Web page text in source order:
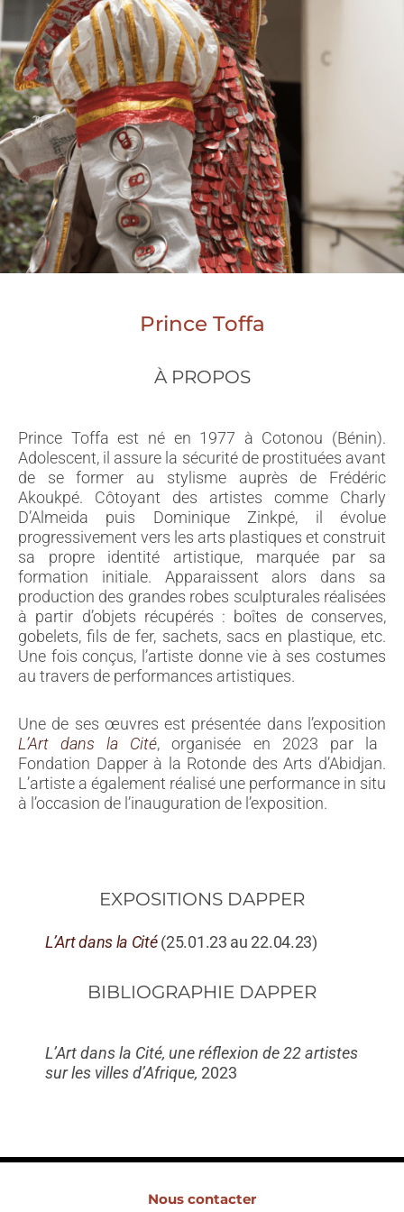
Prince Toffa
À PROPOS
Prince Toffa est né en 1977 à Cotonou (Bénin).
Adolescent, il assure la sécurité de prostituées avant
de se former au stylisme auprès de Frédéric
Akoukpé. Côtoyant des artistes comme Charly
D’Almeida puis Dominique Zinkpé, il évolue
progressivement vers les arts plastiques et construit
sa propre identité artistique, marquée par sa
formation initiale. Apparaissent alors dans sa
production des grandes robes sculpturales réalisées
à partir d’objets récupérés : boîtes de conserves,
gobelets, fils de fer, sachets, sacs en plastique, etc.
Une fois conçus, l’artiste donne vie à ses costumes
au travers de performances artistiques.
Une de ses œuvres est présentée dans l’exposition
L’Art dans la Cité, organisée en 2023 par la
Fondation Dapper à la Rotonde des Arts d’Abidjan.
L’artiste a également réalisé une performance in situ
à l’occasion de l’inauguration de l’exposition.
EXPOSITIONS DAPPER
L’Art dans la Cité(25.01.23 au 22.04.23)
BIBLIOGRAPHIE DAPPER
L’Art dans la Cité, une réflexion de 22 artistes
sur les villes d’Afrique, 2023
Nous contacter
Nous vous informons que les commandes passées après le
27 juillet ne seront mises en livraison qu’à partir du 31 août.
Nous nous excusons pour la gêne occasionnée. Nous
profitons de ce message pour vous souhaiter de bonnes
vacances.
Fondation Dapper